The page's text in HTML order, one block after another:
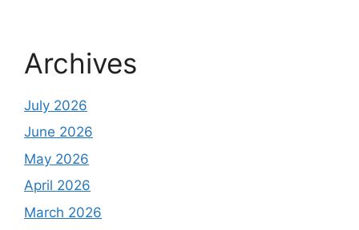
Archives
July 2026
June 2026
May 2026
April 2026
March 2026